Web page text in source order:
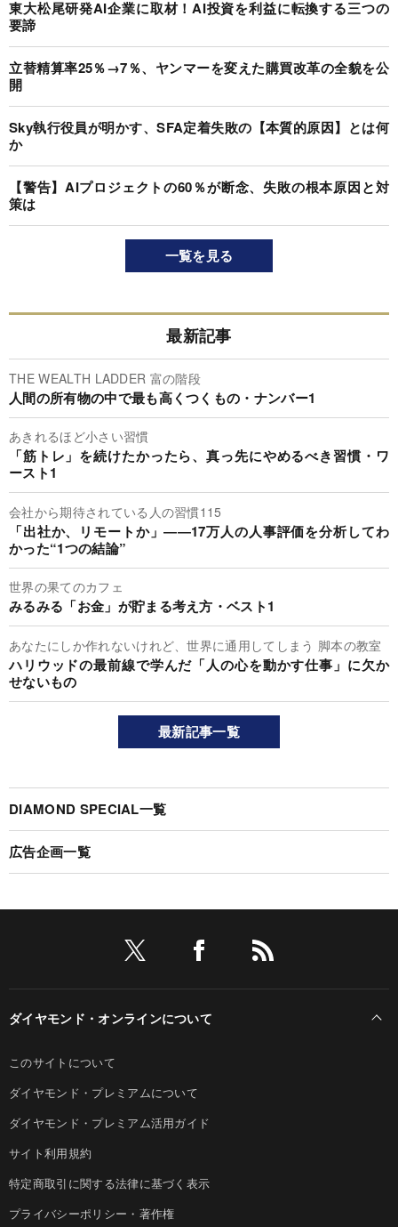
東大松尾研発AI企業に取材！AI投資を利益に転換する三つの
要諦
立替精算率25％→7％、ヤンマーを変えた購買改革の全貌を公
開
Sky執行役員が明かす、SFA定着失敗の【本質的原因】とは何
か
【警告】AIプロジェクトの60％が断念、失敗の根本原因と対
策は
一覧を見る
最新記事
THE WEALTH LADDER 富の階段
人間の所有物の中で最も高くつくもの・ナンバー1
あきれるほど小さい習慣
「筋トレ」を続けたかったら、真っ先にやめるべき習慣・ワ
ースト1
会社から期待されている人の習慣115
「出社か、リモートか」――17万人の人事評価を分析してわ
かった“1つの結論”
世界の果てのカフェ
みるみる「お金」が貯まる考え方・ベスト1
あなたにしか作れないけれど、世界に通用してしまう 脚本の教室
ハリウッドの最前線で学んだ「人の心を動かす仕事」に欠か
せないもの
最新記事一覧
DIAMOND SPECIAL一覧
広告企画一覧
ダイヤモンド・オンラインについて
このサイトについて
ダイヤモンド・プレミアムについて
ダイヤモンド・プレミアム活用ガイド
サイト利用規約
特定商取引に関する法律に基づく表示
プライバシーポリシー・著作権